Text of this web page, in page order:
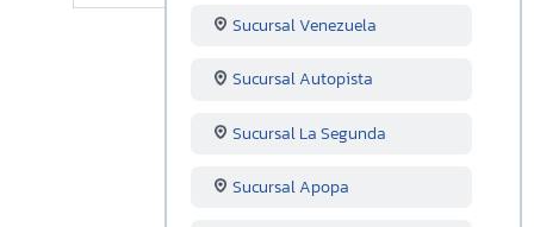
Sucursal Venezuela
Sucursal Autopista
Sucursal La Segunda
Sucursal Apopa